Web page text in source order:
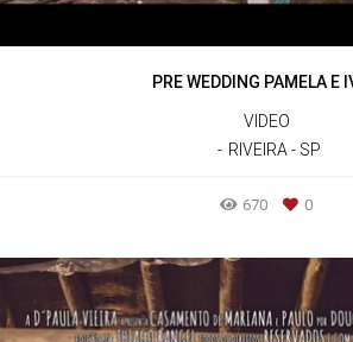
PRE WEDDING PAMELA E
VIDEO
RIVEIRA - SP
670 0